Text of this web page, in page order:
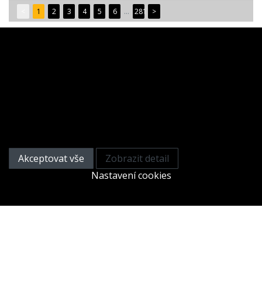
1 2 3 4 5 6 ... 281 >
Akceptovat vše
Zobrazit detail
Nastavení cookies